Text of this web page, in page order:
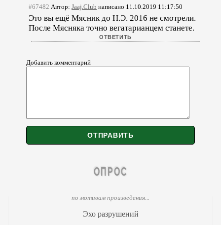
#67482 Автор: Jaaj.Club написано 11.10.2019 11:17:50
Это вы ещё Мясник до Н.Э. 2016 не смотрели.
После Мясняка точно вегатарианцем станете.
Добавить комментарий
ОПРОС
по мотивам произведения...
Эхо разрушений